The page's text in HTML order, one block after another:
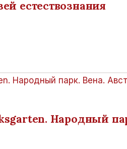
естествознания
Народный